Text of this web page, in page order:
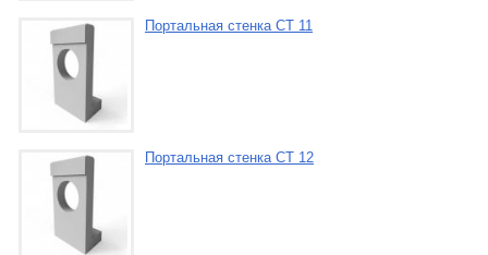
Портальная стенка СТ 11
Портальная стенка СТ 12